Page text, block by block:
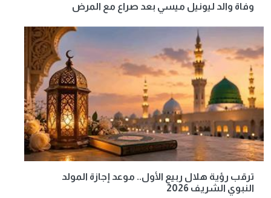
وفاة والد ليونيل ميسي بعد صراع مع المرض
ترقب رؤية هلال ربيع الأول.. موعد إجازة المولد
النبوي الشريف 2026